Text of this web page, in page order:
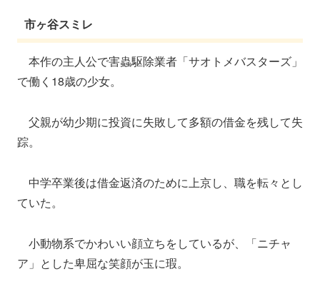
市ヶ谷スミレ
本作の主人公で害蟲駆除業者「サオトメバスターズ」
で働く18歳の少女。
父親が幼少期に投資に失敗して多額の借金を残して失
踪。
中学卒業後は借金返済のために上京し、職を転々とし
ていた。
小動物系でかわいい顔立ちをしているが、「ニチャ
ア」とした卑屈な笑顔が玉に瑕。